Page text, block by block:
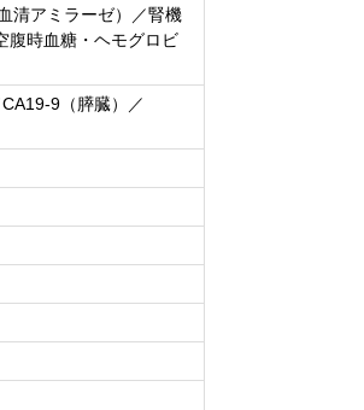
清アミラーゼ）／腎機
腹時血糖・ヘモグロビ
9（膵臓）／